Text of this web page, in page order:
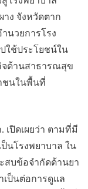
าง จังหวัดตาก
นวยการโรง
ใช้ประโยชน์ใน
ด้านสาธารณสุข
ชนในพื้นที่
ปิดเผยว่า ตามที่มี
ป็นโรงพยาบาล ใน
สบข้อจำกัดด้านยา
ป็นต่อการดูแล